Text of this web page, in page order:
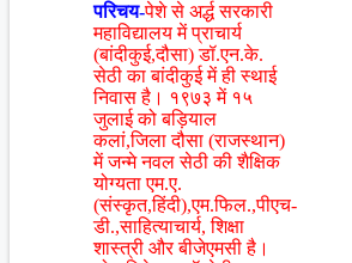
परिचय-पेशे से अर्द्ध सरकारी
महाविद्यालय में प्राचार्य
(बांदीकुई,दौसा) डॉ.एन.के.
सेठी का बांदीकुई में ही स्थाई
निवास है। १९७३ में १५
जुलाई को बड़ियाल
कलां,जिला दौसा (राजस्थान)
में जन्मे नवल सेठी की शैक्षिक
योग्यता एम.ए.
(संस्कृत,हिंदी),एम.फिल.,पीएच-
डी.,साहित्याचार्य, शिक्षा
शास्त्री और बीजेएमसी है।